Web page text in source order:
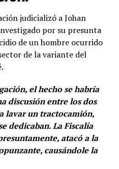
judicializó a Johan
por su presunta
de un hombre ocurrido
de la variante del
el hecho se habría
discusión entre los dos
lavar un tractocamión,
dedicaban. La Fiscalía
atacó a la
causándole la